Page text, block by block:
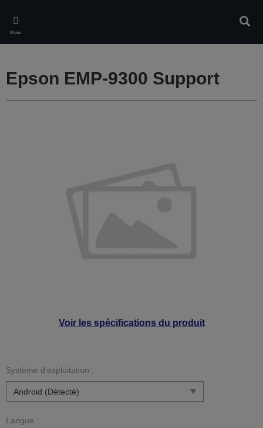
main
content
Menu
Voir les spécifications du produit
Epson EMP-9300 Support
Système d’exploitation :
Langue :